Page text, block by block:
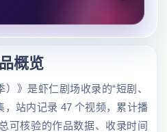
概览
）》是虾仁剧场收录的“短剧、
，站内记录 47 个视频，累计播
可核验的作品数据、收录时间